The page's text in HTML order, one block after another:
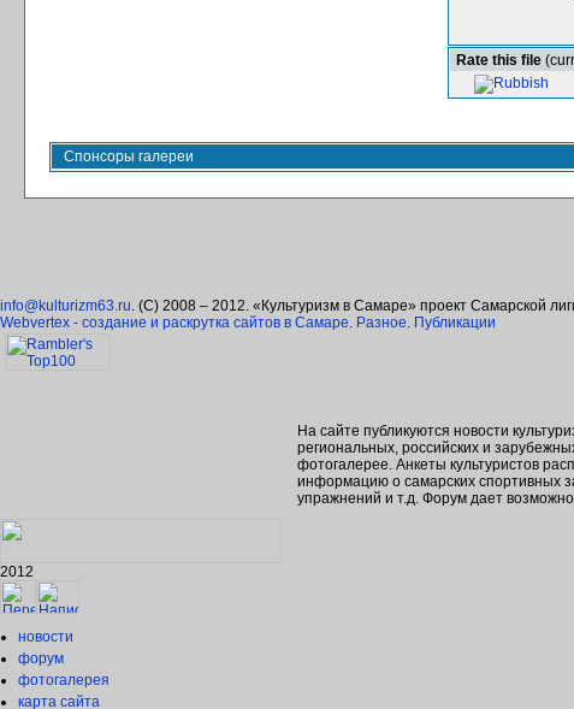
Rate this file
Спонсоры галереи
info@kulturizm63.ru. (C) 2008 – 2012. «Культуризм в Самаре» проект Самарской
Webvertex - создание и раскрутка сайтов в Самаре. Разное. Публикации
На сайте публикуются новости
региональных, российских и
фотогалерее. Анкеты культуристов
информацию о самарских спортивных
упражнений и т.д. Форум дает
2012
новости
форум
фотогалерея
карта сайта